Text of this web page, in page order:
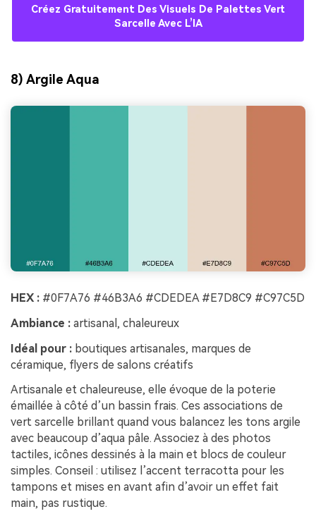
Créez Gratuitement Des Visuels De Palettes Vert
Sarcelle Avec L’IA
8) Argile Aqua
HEX : #0F7A76 #46B3A6 #CDEDEA #E7D8C9 #C97C5D
Ambiance : artisanal, chaleureux
Idéal pour : boutiques artisanales, marques de
céramique, flyers de salons créatifs
Artisanale et chaleureuse, elle évoque de la poterie
émaillée à côté d’un bassin frais. Ces associations de
vert sarcelle brillant quand vous balancez les tons argile
avec beaucoup d’aqua pâle. Associez à des photos
tactiles, icônes dessinés à la main et blocs de couleur
simples. Conseil : utilisez l’accent terracotta pour les
tampons et mises en avant afin d’avoir un effet fait
main, pas rustique.